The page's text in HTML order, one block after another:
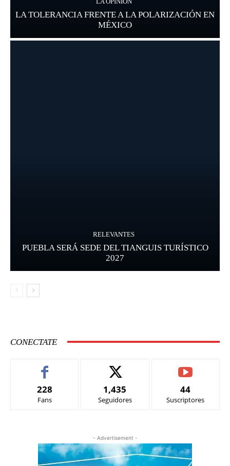
LA TOLERANCIA FRENTE A LA POLARIZACIÓN EN
MÉXICO
RELEVANTES
PUEBLA SERÁ SEDE DEL TIANGUIS TURÍSTICO
2027
CONECTATE
228
Fans
1,435
Seguidores
44
Suscriptores
- Advertisement -